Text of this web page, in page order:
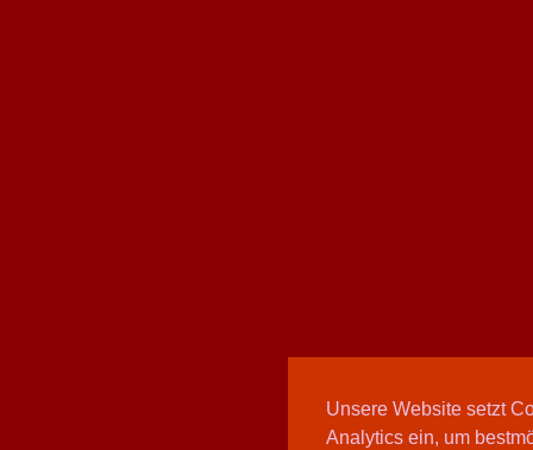
Unsere Website setzt
Analytics ein, um